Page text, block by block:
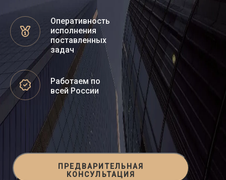
Оперативность
исполнения
поставленных
задач
Работаем по
всей России
ПРЕДВАРИТЕЛЬНАЯ
КОНСУЛЬТАЦИЯ